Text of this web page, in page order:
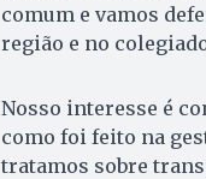
comum e vamos
região e no
Nosso interesse é
como foi feito na
tratamos sobre